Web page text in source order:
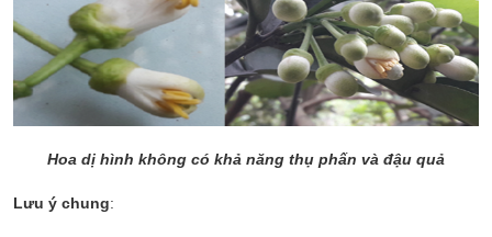
Hoa dị hình không có khả năng thụ phấn và đậu quả
Lưu ý chung: